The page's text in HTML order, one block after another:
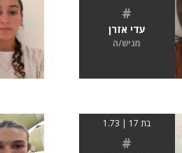
#
עדי אזרן
מגיש/ה
בת 17 | 1.73
#